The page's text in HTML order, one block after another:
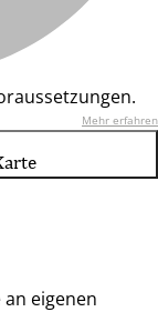
Mehr erfahren
eigenen